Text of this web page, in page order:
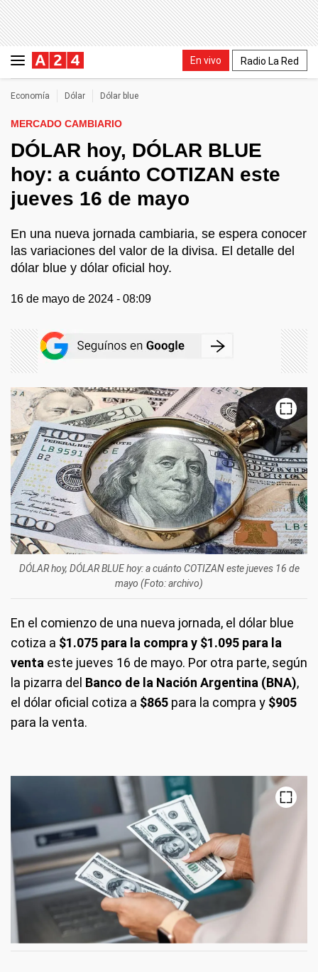
En vivo Radio La Red
Economía Dólar Dólar blue
MERCADO CAMBIARIO
DÓLAR hoy, DÓLAR BLUE
hoy: a cuánto COTIZAN este
jueves 16 de mayo
En una nueva jornada cambiaria, se espera conocer
las variaciones del valor de la divisa. El detalle del
dólar blue y dólar oficial hoy.
16 de mayo de 2024 - 08:09
DÓLAR hoy, DÓLAR BLUE hoy: a cuánto COTIZAN este jueves 16 de
mayo (Foto: archivo)
En el comienzo de una nueva jornada, el dólar blue
cotiza a $1.075 para la compra y $1.095 para la
venta este jueves 16 de mayo. Por otra parte, según
la pizarra del Banco de la Nación Argentina (BNA),
el dólar oficial cotiza a $865 para la compra y $905
para la venta.